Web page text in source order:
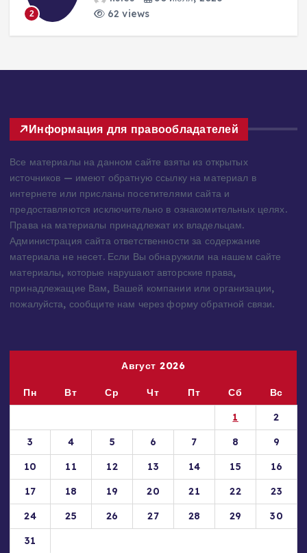
домостроения
Информация для правообладателей
Все материалы на данном сайте взяты из открытых
источников — имеют обратную ссылку на материал в
интернете или присланы посетителями сайта и
предоставляются исключительно в ознакомительных целях.
Права на материалы принадлежат их владельцам.
Администрация сайта ответственности за содержание
материала не несет. Если Вы обнаружили на нашем сайте
материалы, которые нарушают авторские права,
Август 2026
Сб
Вс
1
2
3
4 5 6 7 8
9
10
11 12 13 14 15
16
17
18 19 20 21 22
23
24